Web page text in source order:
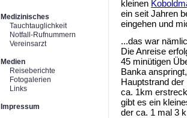
Medizinisches
Tauchtauglichkeit
Notfall-Rufnummern
Vereinsarzt
Medien
Reiseberichte
Fotogalerien
Links
Impressum
kleinen
ein seit Jahren
eingehen und
...das war
Die Anreise
45 minütigen
Banka
Hauptstrand
ca. 1km
gibt es ein
der ca. 1 mal 3